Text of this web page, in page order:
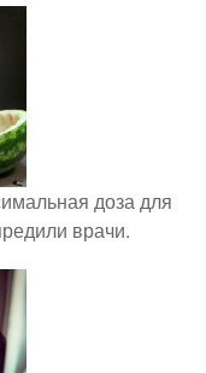
доза для
врачи.